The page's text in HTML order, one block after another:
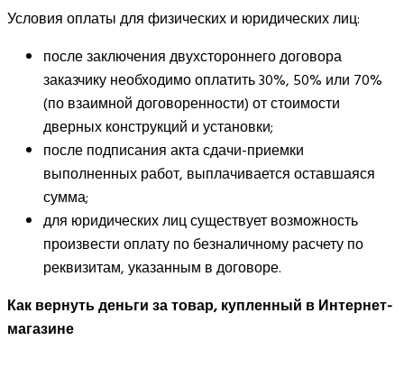
Условия оплаты для физических и юридических лиц:
после заключения двухстороннего договора
заказчику необходимо оплатить 30%, 50% или 70%
(по взаимной договоренности) от стоимости
дверных конструкций и установки;
после подписания акта сдачи-приемки
выполненных работ, выплачивается оставшаяся
сумма;
для юридических лиц существует возможность
произвести оплату по безналичному расчету по
реквизитам, указанным в договоре.
Как вернуть деньги за товар, купленный в Интернет-
магазине